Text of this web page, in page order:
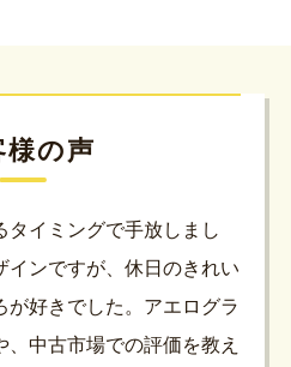
様の声
イミングで手放しまし
インですが、休日のきれい
好きでした。アエログラ
中古市場での評価を教え